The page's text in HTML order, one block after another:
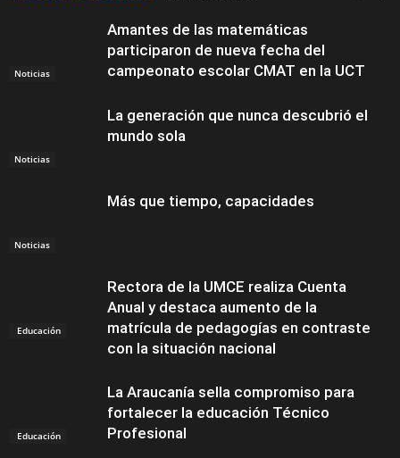
Noticias
Amantes de las matemáticas
participaron de nueva fecha del
campeonato escolar CMAT en la UCT
Noticias
La generación que nunca descubrió el
mundo sola
Noticias
Más que tiempo, capacidades
Educación
Rectora de la UMCE realiza Cuenta
Anual y destaca aumento de la
matrícula de pedagogías en contraste
con la situación nacional
Educación
La Araucanía sella compromiso para
fortalecer la educación Técnico
Profesional